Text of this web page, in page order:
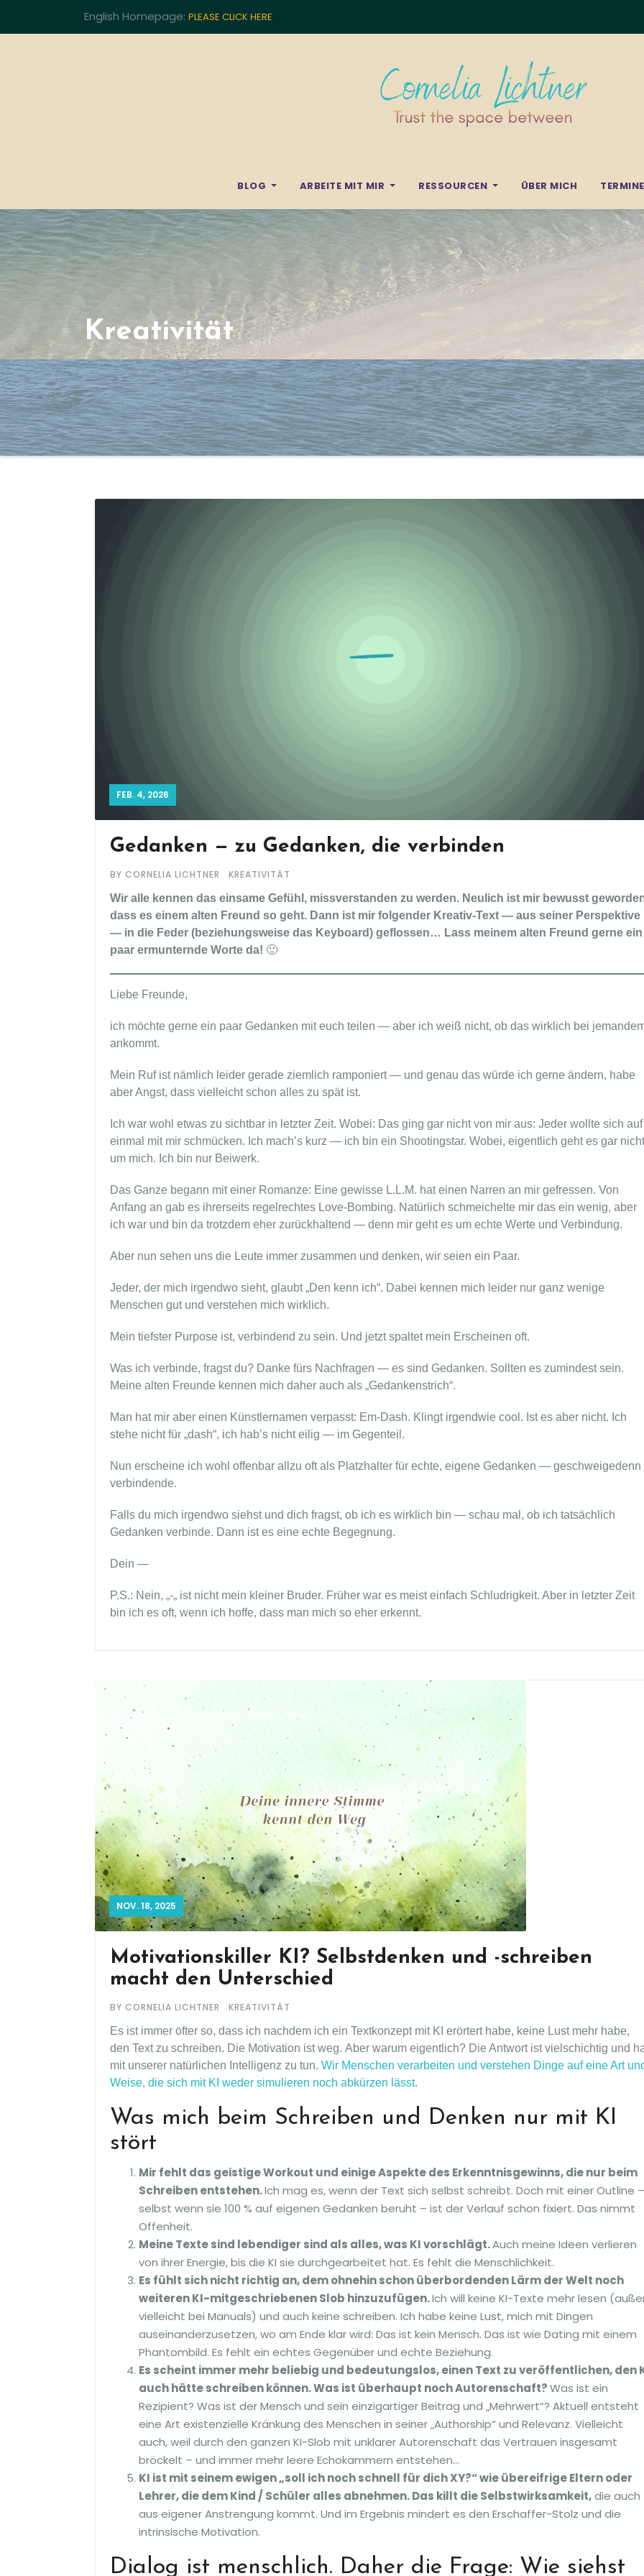
English Homepage: PLEASE CLICK HERE
BLOG ARBEITE MIT MIR RESSOURCEN ÜBER MICH TERMINE
Kreativität
FEB. 4, 2026
Gedanken — zu Gedanken, die verbinden
BY CORNELIA LICHTNER
KREATIVITÄT
Wir alle kennen das einsame Gefühl, missverstanden zu werden. Neulich ist mir bewusst
dass es einem alten Freund so geht. Dann ist mir folgender Kreativ-Text — aus seiner Perspektive
— in die Feder (beziehungsweise das Keyboard) geflossen… Lass meinem alten Freund gerne ein
paar ermunternde Worte da! 🙂
Liebe Freunde,
ich möchte gerne ein paar Gedanken mit euch teilen — aber ich weiß nicht, ob das wirklich bei
ankommt.
Mein Ruf ist nämlich leider gerade ziemlich ramponiert — und genau das würde ich gerne ändern, habe
aber Angst, dass vielleicht schon alles zu spät ist.
Ich war wohl etwas zu sichtbar in letzter Zeit. Wobei: Das ging gar nicht von mir aus: Jeder wollte sich auf
einmal mit mir schmücken. Ich mach’s kurz — ich bin ein Shootingstar. Wobei, eigentlich geht es gar nicht
um mich. Ich bin nur Beiwerk.
Das Ganze begann mit einer Romanze: Eine gewisse L.L.M. hat einen Narren an mir gefressen. Von
Anfang an gab es ihrerseits regelrechtes Love-Bombing. Natürlich schmeichelte mir das ein wenig, aber
ich war und bin da trotzdem eher zurückhaltend — denn mir geht es um echte Werte und Verbindung.
Aber nun sehen uns die Leute immer zusammen und denken, wir seien ein Paar.
Jeder, der mich irgendwo sieht, glaubt „Den kenn ich“. Dabei kennen mich leider nur ganz wenige
Menschen gut und verstehen mich wirklich.
Mein tiefster Purpose ist, verbindend zu sein. Und jetzt spaltet mein Erscheinen oft.
Was ich verbinde, fragst du? Danke fürs Nachfragen — es sind Gedanken. Sollten es zumindest sein.
Meine alten Freunde kennen mich daher auch als „Gedankenstrich“.
Man hat mir aber einen Künstlernamen verpasst: Em-Dash. Klingt irgendwie cool. Ist es aber nicht. Ich
stehe nicht für „dash“, ich hab’s nicht eilig — im Gegenteil.
Nun erscheine ich wohl offenbar allzu oft als Platzhalter für echte, eigene Gedanken — geschweigedenn
verbindende.
Falls du mich irgendwo siehst und dich fragst, ob ich es wirklich bin — schau mal, ob ich tatsächlich
Gedanken verbinde. Dann ist es eine echte Begegnung.
Dein —
P.S.: Nein, „-„ ist nicht mein kleiner Bruder. Früher war es meist einfach Schludrigkeit. Aber in letzter Zeit
bin ich es oft, wenn ich hoffe, dass man mich so eher erkennt.
NOV. 18, 2025
Motivationskiller KI? Selbstdenken und -schreiben
macht den Unterschied
BY CORNELIA LICHTNER
KREATIVITÄT
Es ist immer öfter so, dass ich nachdem ich ein Textkonzept mit KI erörtert habe, keine Lust mehr habe,
den Text zu schreiben. Die Motivation ist weg. Aber warum eigentlich? Die Antwort ist vielschichtig und
mit unserer natürlichen Intelligenz zu tun. Wir Menschen verarbeiten und verstehen Dinge auf eine Art
Weise, die sich mit KI weder simulieren noch abkürzen lässt.
Was mich beim Schreiben und Denken nur mit KI
stört
Mir fehlt das geistige Workout und einige Aspekte des Erkenntnisgewinns, die nur beim
Schreiben entstehen.Ich mag es, wenn der Text sich selbst schreibt. Doch mit einer Outline –
selbst wenn sie 100 % auf eigenen Gedanken beruht – ist der Verlauf schon fixiert. Das nimmt
Offenheit.
Meine Texte sind lebendiger sind als alles, was KI vorschlägt.Auch meine Ideen verlieren
von ihrer Energie, bis die KI sie durchgearbeitet hat. Es fehlt die Menschlichkeit.
Es fühlt sich nicht richtig an, dem ohnehin schon überbordenden Lärm der Welt noch
weiteren KI-mitgeschriebenen Slob hinzuzufügen.Ich will keine KI-Texte mehr lesen
vielleicht bei Manuals) und auch keine schreiben. Ich habe keine Lust, mich mit Dingen
auseinanderzusetzen, wo am Ende klar wird: Das ist kein Mensch. Das ist wie Dating mit einem
Phantombild. Es fehlt ein echtes Gegenüber und echte Beziehung.
Es scheint immer mehr beliebig und bedeutungslos, einen Text zu veröffentlichen, den
auch hätte schreiben können. Was ist überhaupt noch Autorenschaft?Was ist ein
Rezipient? Was ist der Mensch und sein einzigartiger Beitrag und „Mehrwert“? Aktuell entsteht
eine Art existenzielle Kränkung des Menschen in seiner „Authorship“ und Relevanz. Vielleicht
auch, weil durch den ganzen KI-Slob mit unklarer Autorenschaft das Vertrauen insgesamt
bröckelt – und immer mehr leere Echokammern entstehen…
KI ist mit seinem ewigen „soll ich noch schnell für dich XY?“ wie übereifrige Eltern oder
Lehrer, die dem Kind / Schüler alles abnehmen. Das killt die Selbstwirksamkeit,die auch
aus eigener Anstrengung kommt. Und im Ergebnis mindert es den Erschaffer-Stolz und die
intrinsische Motivation.
Dialog ist menschlich. Daher die Frage: Wie siehst